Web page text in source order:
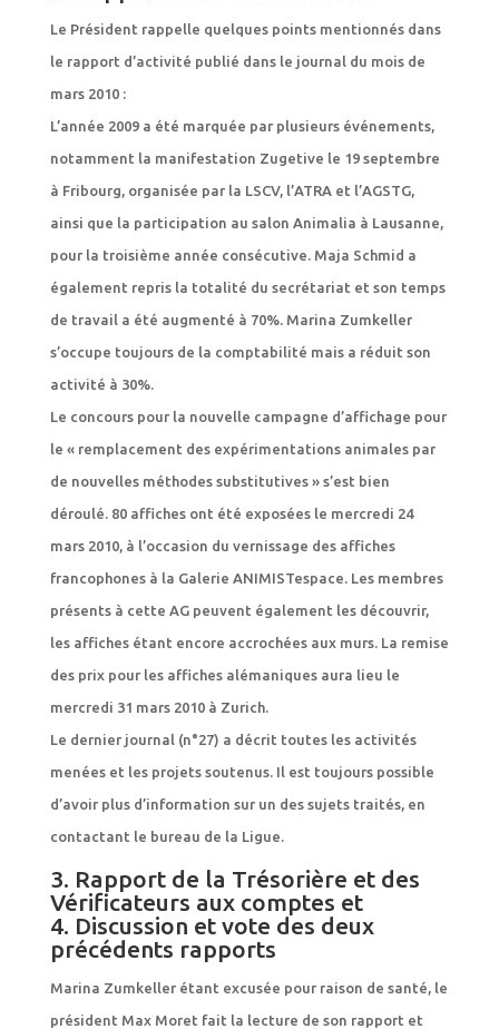
Le Président rappelle quelques points mentionnés dans
le rapport d’activité publié dans le journal du mois de
mars 2010 :
L’année 2009 a été marquée par plusieurs événements,
notamment la manifestation Zugetive le 19 septembre
à Fribourg, organisée par la LSCV, l’ATRA et l’AGSTG,
ainsi que la participation au salon Animalia à Lausanne,
pour la troisième année consécutive. Maja Schmid a
également repris la totalité du secrétariat et son temps
de travail a été augmenté à 70%. Marina Zumkeller
s’occupe toujours de la comptabilité mais a réduit son
activité à 30%.
Le concours pour la nouvelle campagne d’affichage pour
le « remplacement des expérimentations animales par
de nouvelles méthodes substitutives » s’est bien
déroulé. 80 affiches ont été exposées le mercredi 24
mars 2010, à l’occasion du vernissage des affiches
francophones à la Galerie ANIMISTespace. Les membres
présents à cette AG peuvent également les découvrir,
les affiches étant encore accrochées aux murs. La remise
des prix pour les affiches alémaniques aura lieu le
mercredi 31 mars 2010 à Zurich.
Le dernier journal (n°27) a décrit toutes les activités
menées et les projets soutenus. Il est toujours possible
d’avoir plus d’information sur un des sujets traités, en
contactant le bureau de la Ligue.
3. Rapport de la Trésorière et des
Vérificateurs aux comptes et
4. Discussion et vote des deux
précédents rapports
Marina Zumkeller étant excusée pour raison de santé, le
président Max Moret fait la lecture de son rapport et